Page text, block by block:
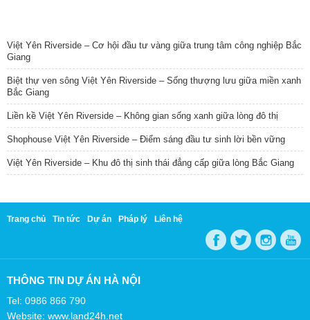
Việt Yên Riverside – Cơ hội đầu tư vàng giữa trung tâm công nghiệp Bắc
Giang
Biệt thự ven sông Việt Yên Riverside – Sống thượng lưu giữa miền xanh
Bắc Giang
Liền kề Việt Yên Riverside – Không gian sống xanh giữa lòng đô thị
Shophouse Việt Yên Riverside – Điểm sáng đầu tư sinh lời bền vững
Việt Yên Riverside – Khu đô thị sinh thái đẳng cấp giữa lòng Bắc Giang
Trang chủ Tin tức Dự án Pháp lý Liên hệ
THÔNG TIN DỰ ÁN HÀ NỘI
Tel: 0986 866 790
Website: www.land24h.net